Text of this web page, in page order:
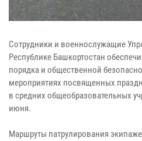
Сотрудники и военнослужащие
Республике Башкортостан
порядка и общественной
мероприятиях посвященных
в средних общеобразовательных
июня.
Маршруты патрулирования